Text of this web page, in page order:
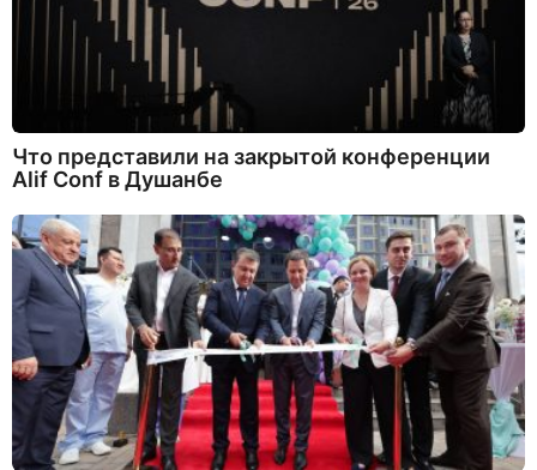
Что представили на закрытой конференции
Alif Conf в Душанбе